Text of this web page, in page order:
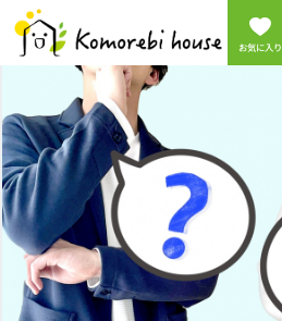
お気に入り